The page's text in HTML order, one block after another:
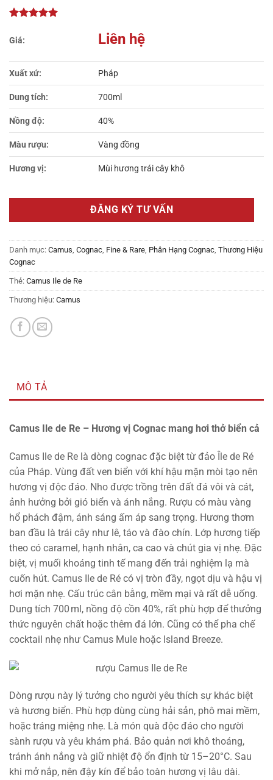
Liên hệ
Xuất xứ: Pháp
Dung tích: 700ml
Nồng độ: 40%
Màu rượu: Vàng đồng
Hương vị: Mùi hương trái cây khô
ĐĂNG KÝ TƯ VẤN
Danh mục: Camus Cognac Fine & Rare Phân Hạng Cognac Thương Hiệu
Cognac
Thẻ: Camus Ile de Re
Thương hiệu: Camus
MÔ TẢ
Camus Ile de Re – Hương vị Cognac mang hơi thở biển cả
Camus Ile de Re là dòng cognac đặc biệt từ đảo Île de Ré
của Pháp. Vùng đất ven biển với khí hậu mặn mòi tạo nên
hương vị độc đáo. Nho được trồng trên đất đá vôi và cát,
ảnh hưởng bởi gió biển và ánh nắng. Rượu có màu vàng
hổ phách đậm, ánh sáng ấm áp sang trọng. Hương thơm
ban đầu là trái cây như lê, táo và đào chín. Lớp hương tiếp
theo có caramel, hạnh nhân, ca cao và chút gia vị nhẹ. Đặc
biệt, vị muối khoáng tinh tế mang đến trải nghiệm lạ mà
cuốn hút. Camus Ile de Ré có vị tròn đầy, ngọt dịu và hậu vị
hơi mặn nhẹ. Cấu trúc cân bằng, mềm mại và rất dễ uống.
Dung tích 700 ml, nồng độ cồn 40%, rất phù hợp để thưởng
thức nguyên chất hoặc thêm đá lớn. Cũng có thể pha chế
cocktail nhẹ như Camus Mule hoặc Island Breeze.
Dòng rượu này lý tưởng cho người yêu thích sự khác biệt
và hương biển. Phù hợp dùng cùng hải sản, phô mai mềm,
hoặc tráng miệng nhẹ. Là món quà độc đáo cho người
sành rượu và yêu khám phá. Bảo quản nơi khô thoáng,
tránh ánh nắng và giữ nhiệt độ ổn định từ 15–20°C. Sau
khi mở nắp, nên đậy kín để bảo toàn hương vị lâu dài.